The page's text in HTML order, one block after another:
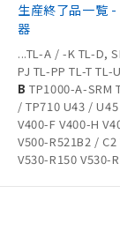
生産終了品一覧
器
...TL-A / -K TL-D,
PJ TL-PP TL-T TL-
B TP1000-A-SRM
/ TP710 U43 / U45
V400-F V400-H
V500-R521B2 /
V530-R150 V530-